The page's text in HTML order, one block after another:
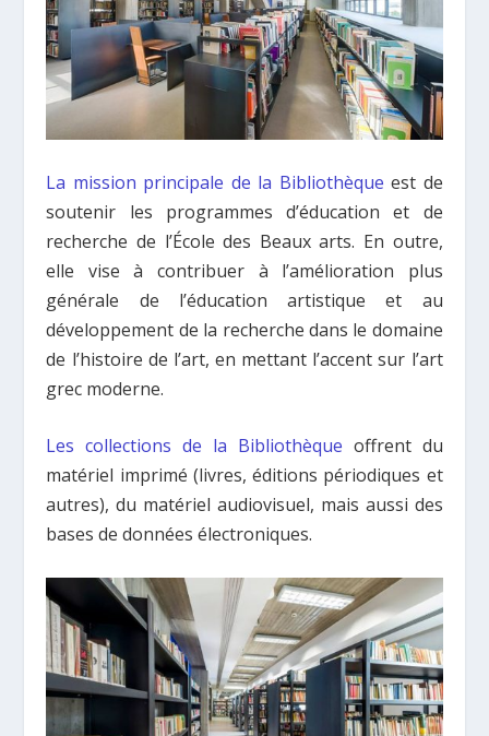
La mission principale de la Bibliothèque est de
soutenir les programmes d’éducation et de
recherche de l’École des Beaux arts. En outre,
elle vise à contribuer à l’amélioration plus
générale de l’éducation artistique et au
développement de la recherche dans le domaine
de l’histoire de l’art, en mettant l’accent sur l’art
grec moderne.
Les collections de la Bibliothèque offrent du
matériel imprimé (livres, éditions périodiques et
autres), du matériel audiovisuel, mais aussi des
bases de données électroniques.